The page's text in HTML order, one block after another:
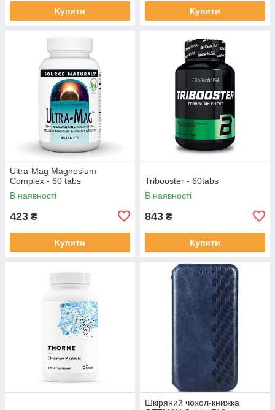
Купити Купити
Ultra-Mag Magnesium
Complex - 60 tabs
В наявності
423 ₴
Купити
Tribooster - 60tabs
В наявності
843 ₴
Купити
Шкіряний чохол-книжка